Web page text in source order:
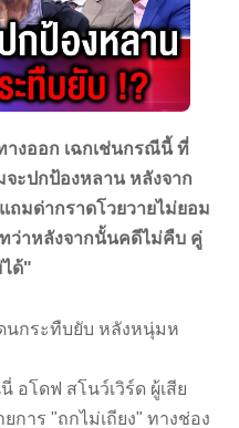
างออก เฉกเช่นกรณีนี้ ที่
ะปกป้องหลาน หลังจาก
มด่ากราดโวยวายไม่ยอม
ว่าหลังจากนั้นคดีไม่คืบ คู่
ด้"
ดฟ สโนว์เวิร์ด ผู้เสีย
การ "ถกไม่เถียง" ทางช่อง